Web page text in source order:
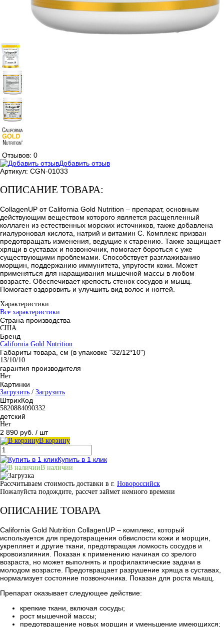
Отзывов: 0
Добавить отзыв
Артикул: CGN-01033
ОПИСАНИЕ ТОВАРА:
CollagenUP от California Gold Nutrition – препарат, основным
действующим веществом которого является расщепленный
коллаген из естественных морских источников, также добавлена
гиалуроновая кислота, натрий и витамин С. Комплекс призван
предотвращать изменения, ведущие к старению. Также защищает
хрящи в суставах и позвоночник, помогает бороться с уже
существующими проблемами. Способствует разглаживанию
морщин, поддержанию иммунитета, упругости кожи. Может
применяться для наращивания мышечной массы в любом
возрасте. Обеспечивает крепость стенок сосудов и мышц.
Помогает оздоровить и улучшить вид волос и ногтей.
Характеристики:
Все характеристики
Страна производства
США
Бренд
California Gold Nutrition
Габариты товара, см (в упаковке "32/12*10")
13/10/10
гарантия производителя
Нет
Картинки
Загрузить / Загрузить
ШтрихКод
5820884090332
детский
Нет
2 890 руб. / шт
В корзину
Купить в 1 клик
В наличии
Рассчитываем стоимость доставки в г. Новороссийск
Пожалуйста подождите, рассчет займет немного времени
ОПИСАНИЕ ТОВАРА
California Gold Nutrition CollagenUP – комплекс, который
используется для предотвращения обвислости кожи и морщин,
укрепляет и другие ткани, предотвращая ломкость сосудов и
кровоизлияния. Показан к применению начиная со зрелого
возраста, но может выполнять и профилактические задачи в
молодом возрасте. Предотвращает разрушение хряща в суставах,
нормализует состояние позвоночника. Показан для роста мышц.
Препарат оказывает следующее действие:
крепкие ткани, включая сосуды;
рост мышечной массы;
предотвращение новых морщин и уменьшение имеющихся;